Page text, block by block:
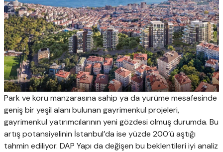
Park ve koru manzarasına sahip ya da yürüme mesafesinde
geniş bir yeşil alanı bulunan gayrimenkul projeleri,
gayrimenkul yatırımcılarının yeni gözdesi olmuş durumda. Bu
artış potansiyelinin İstanbul’da ise yüzde 200’ü aştığı
tahmin ediliyor. DAP Yapı da değişen bu beklentileri iyi analiz